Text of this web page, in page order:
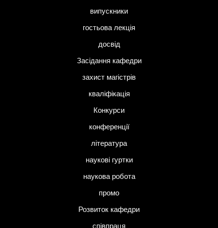
випускники
гостьова лекція
досвід
Засідання кафедри
захист магістрів
кваліфікація
Конкурси
конференції
література
наукові гуртки
наукова робота
промо
Розвиток кафедри
співпраця